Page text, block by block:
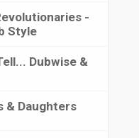
-
Style
Dubwise &
& Daughters